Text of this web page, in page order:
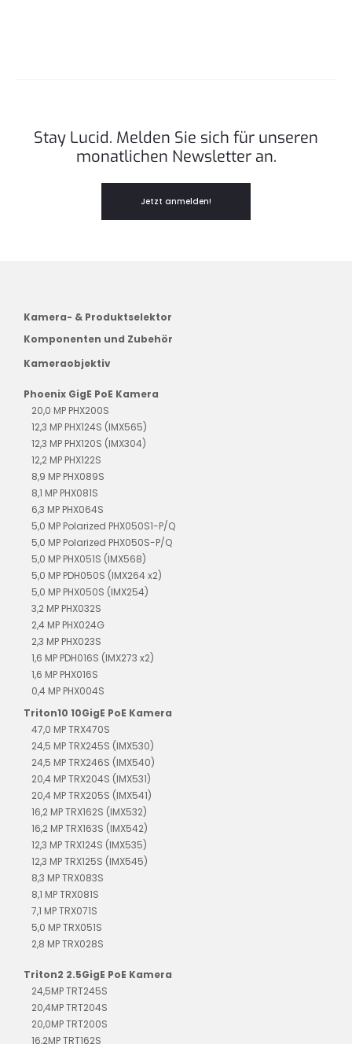
Stay Lucid. Melden Sie sich für unseren
monatlichen Newsletter an.
Jetzt anmelden!
Kamera- & Produktselektor
Komponenten und Zubehör
Kameraobjektiv
Phoenix GigE PoE Kamera
20,0 MP PHX200S
12,3 MP PHX124S (IMX565)
12,3 MP PHX120S (IMX304)
12,2 MP PHX122S
8,9 MP PHX089S
8,1 MP PHX081S
6,3 MP PHX064S
5,0 MP Polarized PHX050S1-P/Q
5,0 MP Polarized PHX050S-P/Q
5,0 MP PHX051S (IMX568)
5,0 MP PDH050S (IMX264 x2)
5,0 MP PHX050S (IMX254)
3,2 MP PHX032S
2,4 MP PHX024G
2,3 MP PHX023S
1,6 MP PDH016S (IMX273 x2)
1,6 MP PHX016S
0,4 MP PHX004S
Triton10 10GigE PoE Kamera
47,0 MP TRX470S
24,5 MP TRX245S (IMX530)
24,5 MP TRX246S (IMX540)
20,4 MP TRX204S (IMX531)
20,4 MP TRX205S (IMX541)
16,2 MP TRX162S (IMX532)
16,2 MP TRX163S (IMX542)
12,3 MP TRX124S (IMX535)
12,3 MP TRX125S (IMX545)
8,3 MP TRX083S
8,1 MP TRX081S
7,1 MP TRX071S
5,0 MP TRX051S
2,8 MP TRX028S
Triton2 2.5GigE PoE Kamera
24,5MP TRT245S
20,4MP TRT204S
20,0MP TRT200S
16,2MP TRT162S